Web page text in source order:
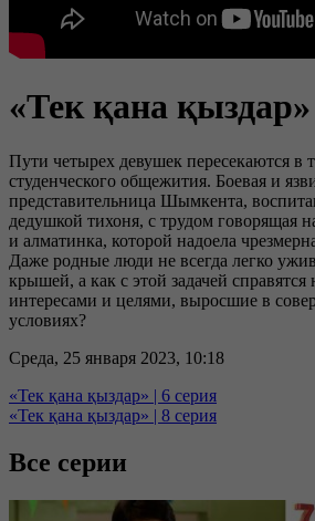
«Тек қана
Пути четырех девушек пересекаются в
студенческого общежития. Боевая и
представительница Шымкента,
дедушкой тихоня, с трудом говорящая
и алматинка, которой надоела
Даже родные люди не всегда легко
крышей, а как с этой задачей
интересами и целями, выросшие в
условиях?
Среда, 25 января 2023, 10:18
«Тек қана қыздар» | 6 серия
«Тек қана қыздар» | 8 серия
Все серии